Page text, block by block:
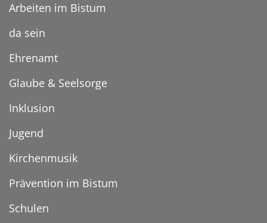
Arbeiten im Bistum
da sein
Ehrenamt
Glaube & Seelsorge
Inklusion
Jugend
Kirchenmusik
Prävention im Bistum
Schulen